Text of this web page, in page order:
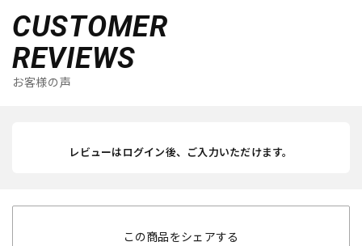
CUSTOMER
REVIEWS
お客様の声
レビューはログイン後、ご入力いただけます。
この商品をシェアする